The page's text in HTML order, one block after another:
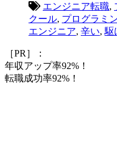
エンジニア転職,
クール, プログラミ
エンジニア, 辛い, 駆
［PR］：
年収アップ率92%！
転職成功率92%！